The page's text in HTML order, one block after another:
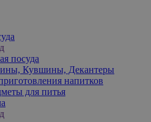
посуда
Кувшины, Декантеры
напитков
для питья